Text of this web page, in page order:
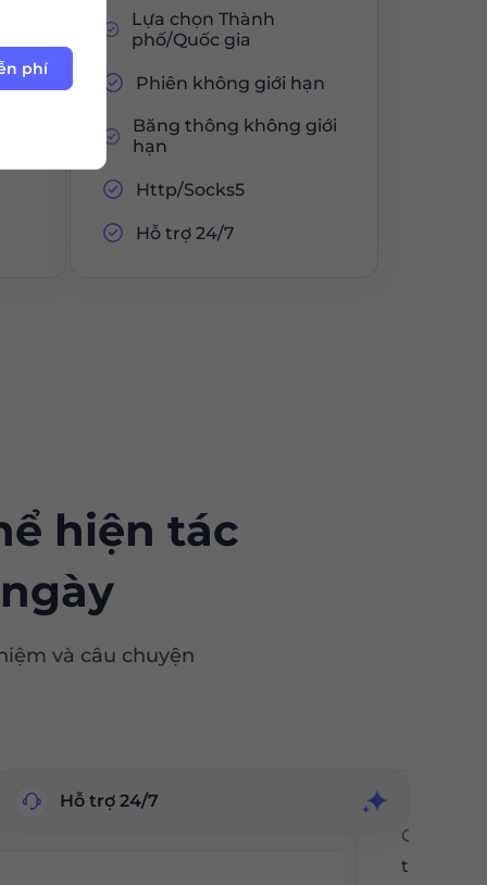
Lựa chọn Thành
phố/Quốc gia
Phiên không giới hạn
Băng thông không giới
hạn
Http/Socks5
Hỗ trợ 24/7
hiện tác
và câu chuyện
Giao
trực
Hỗ trợ 24/7
phí